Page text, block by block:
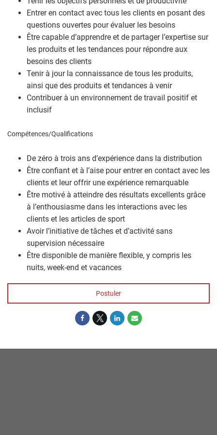
Entrer en contact avec tous les clients en posant des
questions ouvertes pour évaluer les besoins
Être capable d’apprendre et de partager l’expertise sur
les produits et les tendances pour répondre aux
besoins des clients
Tenir à jour la connaissance de tous les produits,
ainsi que des produits et tendances à venir
Contribuer à un environnement de travail positif et
inclusif
Compétences/Qualifications
De zéro à trois ans d’expérience dans la distribution
Être confiant et à l’aise pour entrer en contact avec les
clients et leur offrir une expérience remarquable
Être motivé à atteindre des résultats excellents grâce
à l’enthousiasme dans les interactions avec les
clients et les articles de sport
Avoir l’initiative de tâches et d’activité sans
supervision nécessaire
Être disponible de manière flexible, y compris les
nuits, week-end et vacances
Postuler